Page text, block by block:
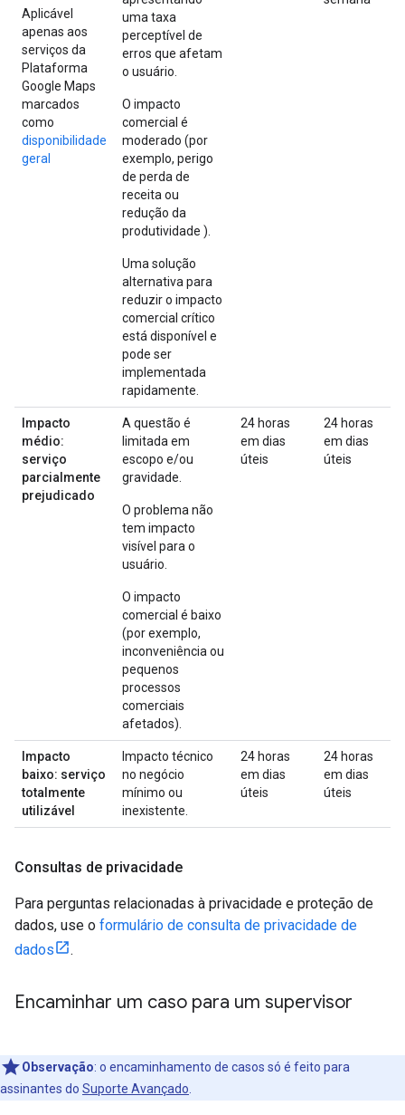
Aplicável
apenas aos
serviços da
Plataforma
Google Maps
marcados
como
disponibilidade
geral
uma taxa
perceptível de
erros que afetam
o usuário.
O impacto
comercial é
moderado (por
exemplo, perigo
de perda de
receita ou
redução da
produtividade ).
Uma solução
alternativa para
reduzir o impacto
comercial crítico
está disponível e
pode ser
implementada
rapidamente.
Impacto
médio:
serviço
parcialmente
prejudicado
A questão é
limitada em
escopo e/ou
gravidade.
O problema não
tem impacto
visível para o
usuário.
O impacto
comercial é baixo
(por exemplo,
inconveniência ou
pequenos
processos
comerciais
afetados).
24 horas
em dias
úteis
24 horas
em dias
úteis
Impacto
baixo: serviço
totalmente
utilizável
Impacto técnico
no negócio
mínimo ou
inexistente.
24 horas
em dias
úteis
24 horas
em dias
úteis
Consultas de privacidade
Para perguntas relacionadas à privacidade e proteção de
dados, use o formulário de consulta de privacidade de
dados
.
Encaminhar um caso para um supervisor
Observação: o encaminhamento de casos só é feito para
assinantes do Suporte Avançado